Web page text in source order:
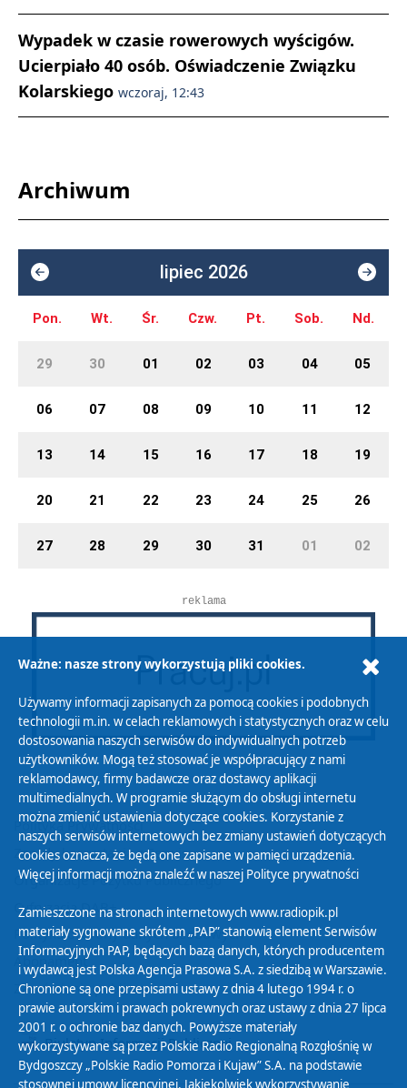
Wypadek w czasie rowerowych wyścigów.
Ucierpiało 40 osób. Oświadczenie Związku
Kolarskiego wczoraj, 12:43
Archiwum
lipiec 2026
Pon. Wt. Śr. Czw. Pt. Sob. Nd.
29 30 01 02 03 04 05
06 07 08 09 10 11 12
13 14 15 16 17 18 19
20 21 22 23 24 25 26
27 28 29 30 31 01 02
reklama
Polityka Prywatności
Zasady korzystania z Serwisu
Organizacje Pożytku Publicznego
Cyfryzacja DAB+
Polityka ochrony danych osobowych
Abonament
Zamówienia publiczne
Biuletyn Informacji Publicznej
Ważne: nasze strony wykorzystują pliki cookies.
Używamy informacji zapisanych za pomocą cookies i podobnych
technologii m.in. w celach reklamowych i statystycznych oraz w celu
dostosowania naszych serwisów do indywidualnych potrzeb
użytkowników. Mogą też stosować je współpracujący z nami
reklamodawcy, firmy badawcze oraz dostawcy aplikacji
multimedialnych. W programie służącym do obsługi internetu
można zmienić ustawienia dotyczące cookies. Korzystanie z
naszych serwisów internetowych bez zmiany ustawień dotyczących
cookies oznacza, że będą one zapisane w pamięci urządzenia.
Więcej informacji można znaleźć w naszej Polityce prywatności
Zamieszczone na stronach internetowych www.radiopik.pl
materiały sygnowane skrótem „PAP” stanowią element Serwisów
Informacyjnych PAP, będących bazą danych, których producentem
i wydawcą jest Polska Agencja Prasowa S.A. z siedzibą w Warszawie.
Chronione są one przepisami ustawy z dnia 4 lutego 1994 r. o
prawie autorskim i prawach pokrewnych oraz ustawy z dnia 27 lipca
2001 r. o ochronie baz danych. Powyższe materiały
wykorzystywane są przez Polskie Radio Regionalną Rozgłośnię w
Bydgoszczy „Polskie Radio Pomorza i Kujaw” S.A. na podstawie
stosownej umowy licencyjnej. Jakiekolwiek wykorzystywanie